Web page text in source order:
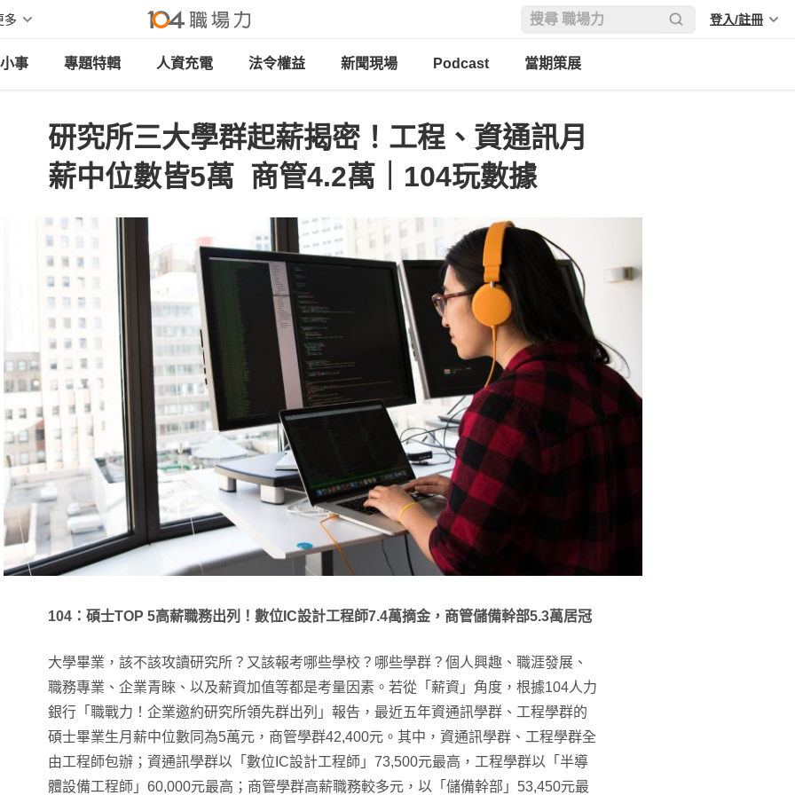
多 登入/註冊
事 專題特輯 人資充電 法令權益 新聞現場 Podcast 當期策展
研究所三大學群起薪揭密！工程、資通訊月
薪中位數皆5萬 商管4.2萬｜104玩數據
104：碩士TOP 5高薪職務出列！數位IC設計工程師7.4萬摘金，商管儲備幹部5.3萬居冠
大學畢業，該不該攻讀研究所？又該報考哪些學校？哪些學群？個人興趣、職涯發展、
職務專業、企業青睞、以及薪資加值等都是考量因素。若從「薪資」角度，根據104人力
銀行「職戰力！企業邀約研究所領先群出列」報告，最近五年資通訊學群、工程學群的
碩士畢業生月薪中位數同為5萬元，商管學群42,400元。其中，資通訊學群、工程學群全
由工程師包辦；資通訊學群以「數位IC設計工程師」73,500元最高，工程學群以「半導
體設備工程師」60,000元最高；商管學群高薪職務較多元，以「儲備幹部」53,450元最